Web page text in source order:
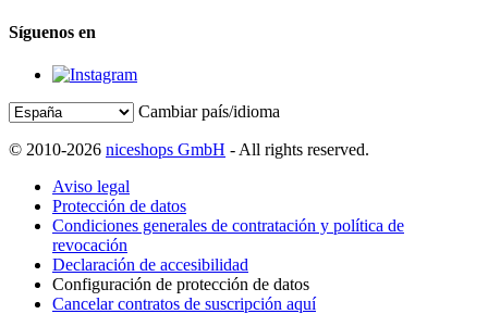
Síguenos en
Cambiar país/idioma
© 2010-2026 niceshops GmbH - All rights reserved.
Aviso legal
Protección de datos
Condiciones generales de contratación y política de
revocación
Declaración de accesibilidad
Configuración de protección de datos
Cancelar contratos de suscripción aquí